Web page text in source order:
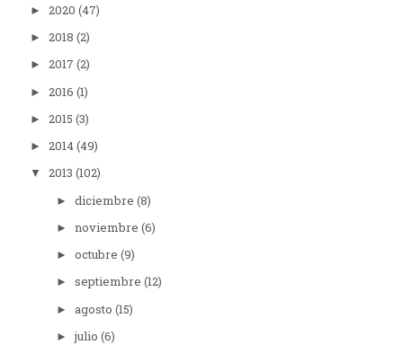
► 2020 (47)
► 2018 (2)
► 2017 (2)
► 2016 (1)
► 2015 (3)
► 2014(49)
▼ 2013 (102)
► diciembre (8)
► noviembre (6)
► octubre (9)
► septiembre (12)
► agosto (15)
►julio (6)